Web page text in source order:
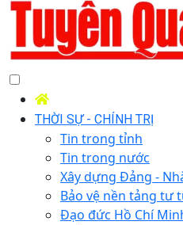
THỜI SỰ - CHÍNH TRỊ
Tin trong tỉnh
Tin trong nước
Xây dựng Đảng -
Bảo vệ nền tảng tư
Đạo đức Hồ Chí